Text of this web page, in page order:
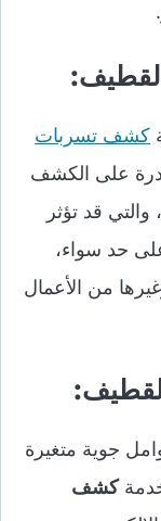
كشف تسربات
على الكشف
قد تؤثر
حد سواء،
من الأعمال
جوية متغيرة
كشف